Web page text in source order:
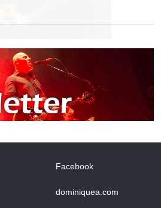
Facebook
dominiquea.com